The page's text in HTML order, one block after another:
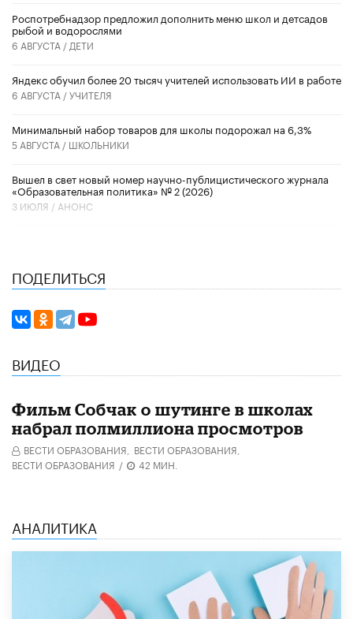
Роспотребнадзор предложил дополнить меню школ и детсадов
рыбой и водорослями
6 АВГУСТА / ДЕТИ
​Яндекс обучил более 20 тысяч учителей использовать ИИ в работе
6 АВГУСТА /УЧИТЕЛЯ
Минимальный набор товаров для школы подорожал на 6,3%
5 АВГУСТА / ШКОЛЬНИКИ
Вышел в свет новый номер научно-публицистического журнала
«Образовательная политика» № 2 (2026)
3 ИЮЛЯ / АНОНС
ПОДЕЛИТЬСЯ
ВИДЕО
Фильм Собчак о шутинге в школах
набрал полмиллиона просмотров
ВЕСТИ ОБРАЗОВАНИЯ, ВЕСТИ ОБРАЗОВАНИЯ,
ВЕСТИ ОБРАЗОВАНИЯ / 42 МИН.
АНАЛИТИКА